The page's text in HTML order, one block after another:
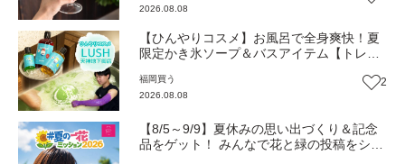
2026.08.08
【ひんやりコスメ】お風呂で全身爽快！夏
限定かき氷ソープ＆バスアイテム【トレン
福岡 買う
2026.08.08
2
【8/5～9/9】夏休みの思い出づくり＆記念
品をゲット！ みんなで花と緑の投稿をシェ